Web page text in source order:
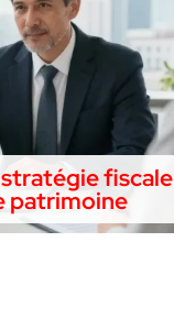
fiscale
patrimoine